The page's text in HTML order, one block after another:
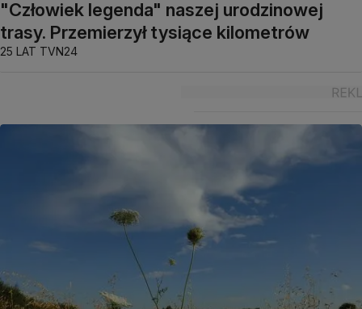
"Człowiek legenda" naszej urodzinowej
trasy. Przemierzył tysiące kilometrów
25 LAT TVN24